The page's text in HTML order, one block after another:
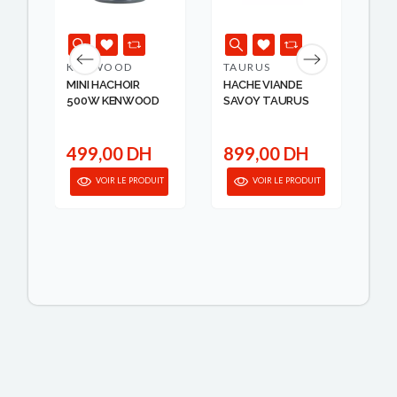
KENWOOD
MINI HACHOIR
500W KENWOOD
499,00 DH
VOIR LE PRODUIT
TAURUS
HACHE VIANDE
SAVOY TAURUS
899,00 DH
VOIR LE PRODUIT